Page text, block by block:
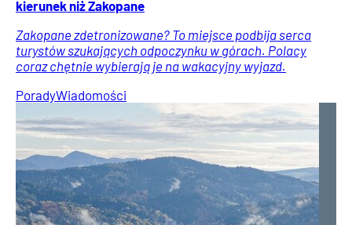
kierunek niż Zakopane
Zakopane zdetronizowane? To miejsce podbija serca
turystów szukających odpoczynku w górach. Polacy
coraz chętnie wybierają je na wakacyjny wyjazd.
PoradyWiadomości